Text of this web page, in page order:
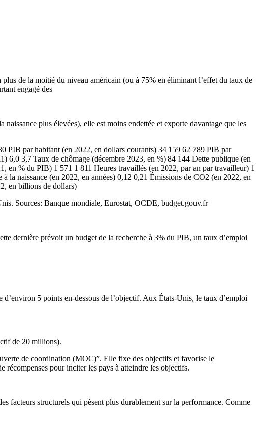
de la moitié du niveau américain (ou à 75% en éliminant l’effet du taux de
engagé des
plus élevées), elle est moins endettée et exporte davantage que les
PIB par habitant (en 2022, en dollars courants) 34 159 62 789 PIB par
6,0 3,7 Taux de chômage (décembre 2023, en %) 84 144 Dette publique (en
en % du PIB) 1 571 1 811 Heures travaillés (en 2022, par an par travailleur) 1
naissance (en 2022, en années) 0,12 0,21 Émissions de CO2 (en 2022, en
en billions de dollars)
Sources: Banque mondiale, Eurostat, OCDE, budget.gouv.fr
dernière prévoit un budget de la recherche à 3% du PIB, un taux d’emploi
5 points en-dessous de l’objectif. Aux États-Unis, le taux d’emploi
de 20 millions).
de coordination (MOC)”. Elle fixe des objectifs et favorise le
récompenses pour inciter les pays à atteindre les objectifs.
facteurs structurels qui pèsent plus durablement sur la performance. Comme